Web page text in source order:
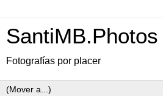
SantiMB.Photos
Fotografías por placer